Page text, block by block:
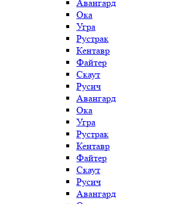
Авангард
Ока
Угра
Рустрак
Кентавр
Файтер
Скаут
Русич
Авангард
Ока
Угра
Рустрак
Кентавр
Файтер
Скаут
Русич
Авангард